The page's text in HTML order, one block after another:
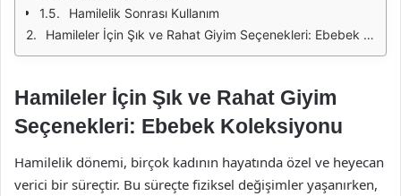
Hamilelik Sonrası Kullanım
Hamileler İçin Şık ve Rahat Giyim Seçenekleri: Ebebek Koleksiyonu
Hamileler İçin Şık ve Rahat Giyim
Seçenekleri: Ebebek Koleksiyonu
Hamilelik dönemi, birçok kadının hayatında özel ve heyecan
verici bir süreçtir. Bu süreçte fiziksel değişimler yaşanırken,